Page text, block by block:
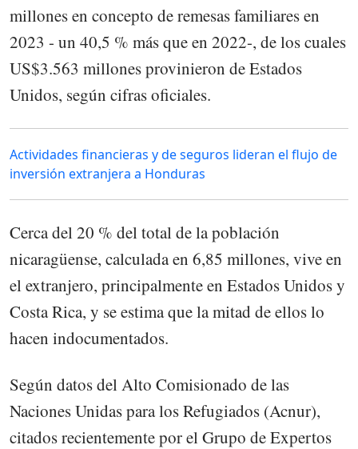
millones en concepto de remesas familiares en
2023 - un 40,5 % más que en 2022-, de los cuales
US$3.563 millones provinieron de Estados
Unidos, según cifras oficiales.
Actividades financieras y de seguros lideran el flujo de
inversión extranjera a Honduras
Cerca del 20 % del total de la población
nicaragüense, calculada en 6,85 millones, vive en
el extranjero, principalmente en Estados Unidos y
Costa Rica, y se estima que la mitad de ellos lo
hacen indocumentados.
Según datos del Alto Comisionado de las
Naciones Unidas para los Refugiados (Acnur),
citados recientemente por el Grupo de Expertos